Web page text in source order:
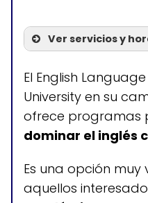
Ver servicios y
Servicios
Inglés
El English
University en su
ofrece programas
dominar el inglés
Es una opción
aquellos